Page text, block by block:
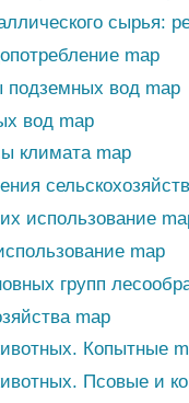
сырья:
map
подземных вод map
вод map
климата map
использование
map
групп
map
Копытные
Псовые и